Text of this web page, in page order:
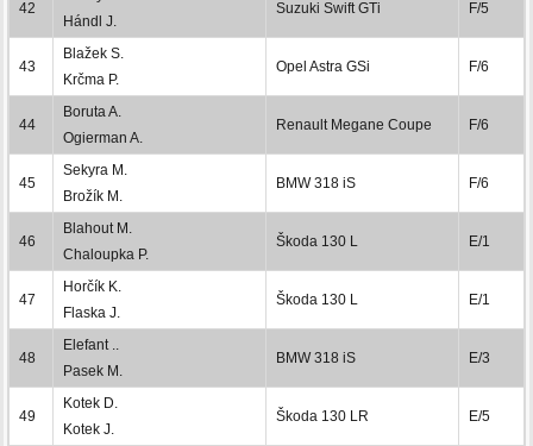
42
Hándl J.
Suzuki Swift GTi F/5
43
Blažek S.
Krčma P.
Opel Astra GSi F/6
44
Boruta A.
Ogierman A.
Renault Megane Coupe F/6
45
Sekyra M.
Brožík M.
BMW 318 iS F/6
46
Blahout M.
Chaloupka P.
Škoda 130 L E/1
47
Horčík K.
Flaska J.
Škoda 130 L E/1
48
Elefant ..
Pasek M.
BMW 318 iS E/3
49
Kotek D.
Kotek J.
Škoda 130 LR E/5